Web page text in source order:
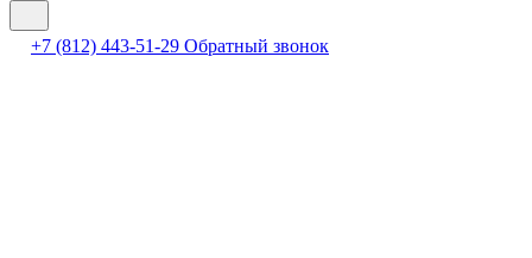
+7 (812) 443-51-29 Обратный звонок